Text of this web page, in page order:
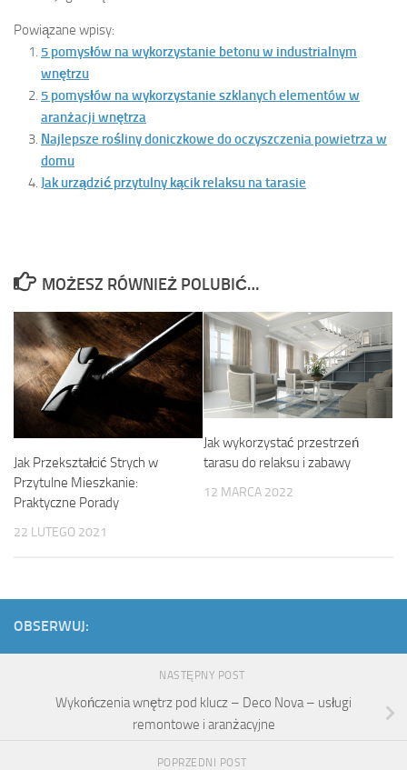
Powiązane wpisy:
5 pomysłów na wykorzystanie betonu w industrialnym
wnętrzu
5 pomysłów na wykorzystanie szklanych elementów w
aranżacji wnętrza
Najlepsze rośliny doniczkowe do oczyszczenia powietrza w
domu
Jak urządzić przytulny kącik relaksu na tarasie
MOŻESZ RÓWNIEŻ POLUBIĆ…
Jak Przekształcić Strych w
Przytulne Mieszkanie:
Praktyczne Porady
22 LUTEGO 2021
Jak wykorzystać przestrzeń
tarasu do relaksu i zabawy
12 MARCA 2022
OBSERWUJ:
NASTĘPNY POST
Wykończenia wnętrz pod klucz – Deco Nova – usługi
remontowe i aranżacyjne
POPRZEDNI POST